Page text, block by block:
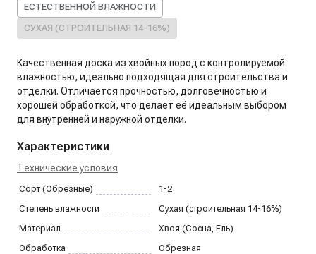
ЕСТЕСТВЕННОЙ ВЛАЖНОСТИ
СУХАЯ (СТРОИТЕЛЬНАЯ 14-16%)
Качественная доска из хвойных пород с контролируемой
влажностью, идеально подходящая для строительства и
отделки. Отличается прочностью, долговечностью и
хорошей обработкой, что делает её идеальным выбором
для внутренней и наружной отделки.
Характеристики
Технические условия
Сорт (Обрезные)
1-2
Степень влажности
Сухая (строительная 14-16%)
Материал
Хвоя (Сосна, Ель)
Обработка
Обрезная